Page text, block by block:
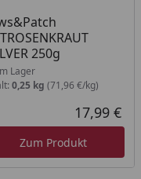
250g
am Lager
Lager
0,25 kg (71,96 €/kg)
17,99 €
Zum Produkt